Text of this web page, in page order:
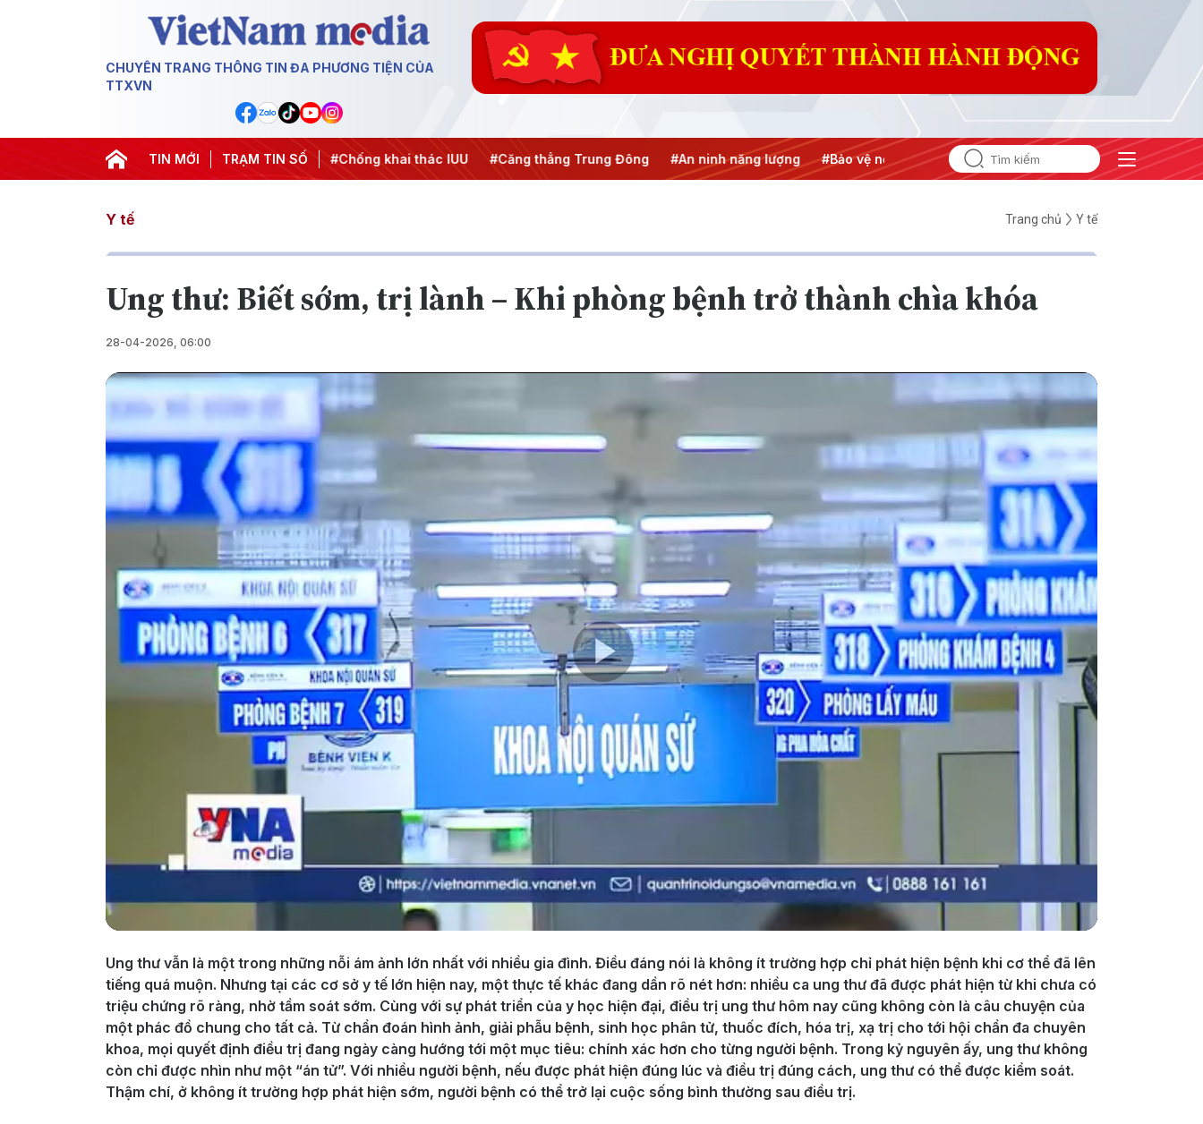
CHUYÊN TRANG THÔNG TIN ĐA PHƯƠNG TIỆN CỦA
TTXVN
TIN MỚI TRẠM TIN SỐ
#Chiến dịch 500 ngày đêm #Chống khai thác IUU #Căng thẳng Trung Đông #An ninh năng lượng #Bảo vệ nền tảng tư tưởng của Đảng #Hội nghị Trung ương 3
Y tế Trang chủ Y tế
Ung thư: Biết sớm, trị lành – Khi phòng bệnh trở thành chìa khóa
28-04-2026, 06:00
Play
Video
Ung thư vẫn là một trong những nỗi ám ảnh lớn nhất với nhiều gia đình. Điều đáng nói là không ít trường hợp chỉ phát hiện bệnh khi cơ thể đã lên
tiếng quá muộn. Nhưng tại các cơ sở y tế lớn hiện nay, một thực tế khác đang dần rõ nét hơn: nhiều ca ung thư đã được phát hiện từ khi chưa có
triệu chứng rõ ràng, nhờ tầm soát sớm. Cùng với sự phát triển của y học hiện đại, điều trị ung thư hôm nay cũng không còn là câu chuyện của
một phác đồ chung cho tất cả. Từ chẩn đoán hình ảnh, giải phẫu bệnh, sinh học phân tử, thuốc đích, hóa trị, xạ trị cho tới hội chẩn đa chuyên
khoa, mọi quyết định điều trị đang ngày càng hướng tới một mục tiêu: chính xác hơn cho từng người bệnh. Trong kỷ nguyên ấy, ung thư không
còn chỉ được nhìn như một “án tử”. Với nhiều người bệnh, nếu được phát hiện đúng lúc và điều trị đúng cách, ung thư có thể được kiểm soát.
Thậm chí, ở không ít trường hợp phát hiện sớm, người bệnh có thể trở lại cuộc sống bình thường sau điều trị.